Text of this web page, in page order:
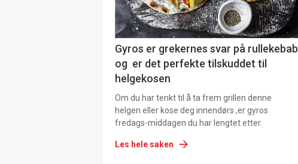
Gyros er grekernes svar på rullekebab
og er det perfekte tilskuddet til
helgekosen
Om du har tenkt til å ta frem grillen denne
helgen eller kose deg innendørs ,er gyros
fredags-middagen du har lengtet etter.
Les hele saken